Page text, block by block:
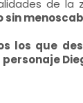
de
los que